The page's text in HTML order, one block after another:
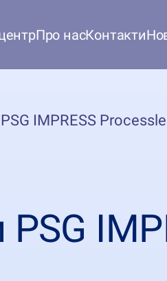
Про насКонтакти
IMPRESS